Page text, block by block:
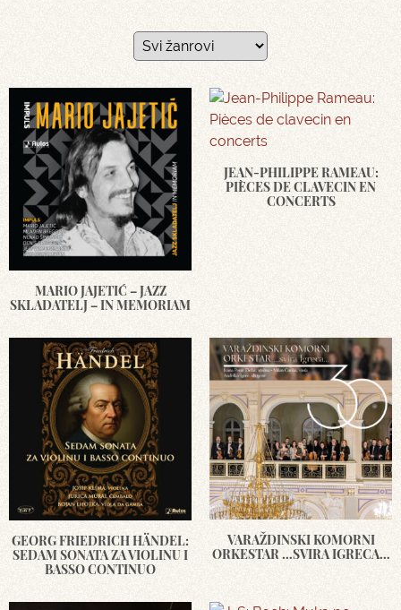
MARIO JAJETIĆ – JAZZ
SKLADATELJ – IN MEMORIAM
JEAN-PHILIPPE RAMEAU:
PIÈCES DE CLAVECIN EN
CONCERTS
GEORG FRIEDRICH HÄNDEL:
SEDAM SONATA ZA VIOLINU I
BASSO CONTINUO
VARAŽDINSKI KOMORNI
ORKESTAR …SVIRA IGRECA…